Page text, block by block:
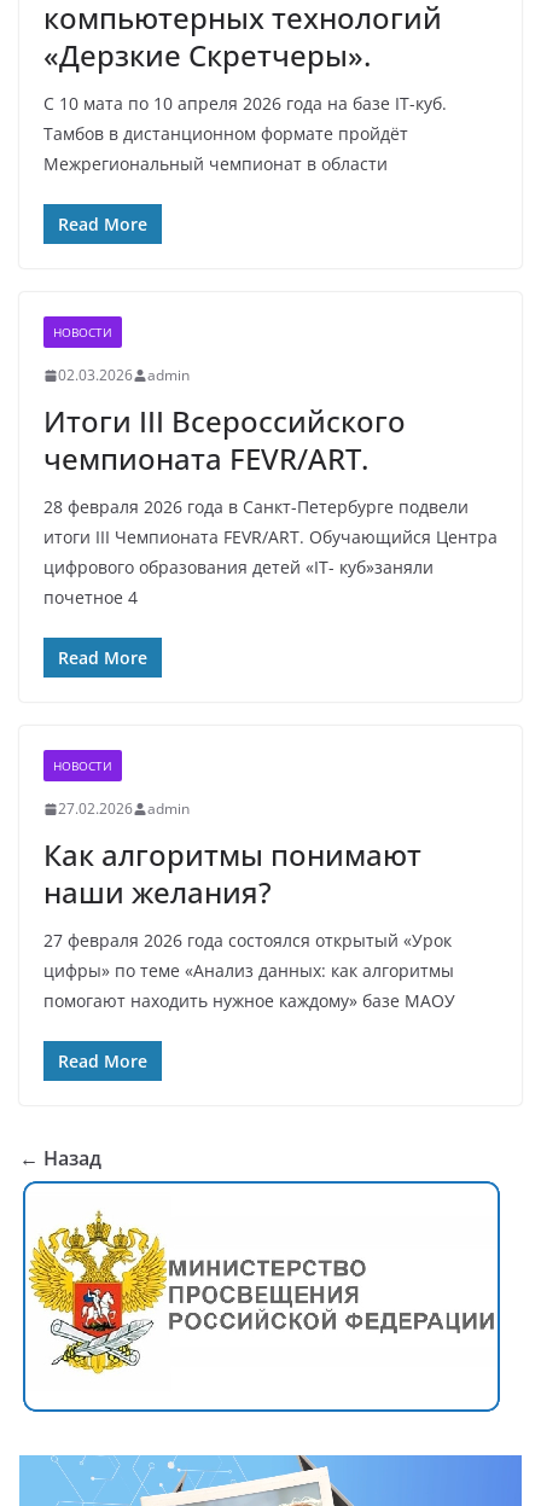
компьютерных технологий
«Дерзкие Скретчеры».
С 10 мата по 10 апреля 2026 года на базе IT-куб.
Тамбов в дистанционном формате пройдёт
Межрегиональный чемпионат в области
Read More
НОВОСТИ
02.03.2026 admin
Итоги III Всероссийского
чемпионата FEVR/ART.
28 февраля 2026 года в Санкт-Петербурге подвели
итоги III Чемпионата FEVR/ART. Обучающийся Центра
цифрового образования детей «IT- куб»заняли
почетное 4
Read More
НОВОСТИ
27.02.2026 admin
Как алгоритмы понимают
наши желания?
27 февраля 2026 года состоялся открытый «Урок
цифры» по теме «Анализ данных: как алгоритмы
помогают находить нужное каждому» базе МАОУ
Read More
← Назад